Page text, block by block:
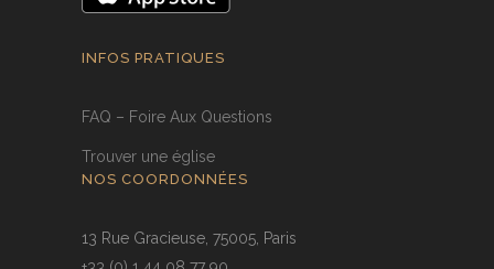
INFOS PRATIQUES
FAQ – Foire Aux Questions
Trouver une église
NOS COORDONNÉES
13 Rue Gracieuse, 75005, Paris